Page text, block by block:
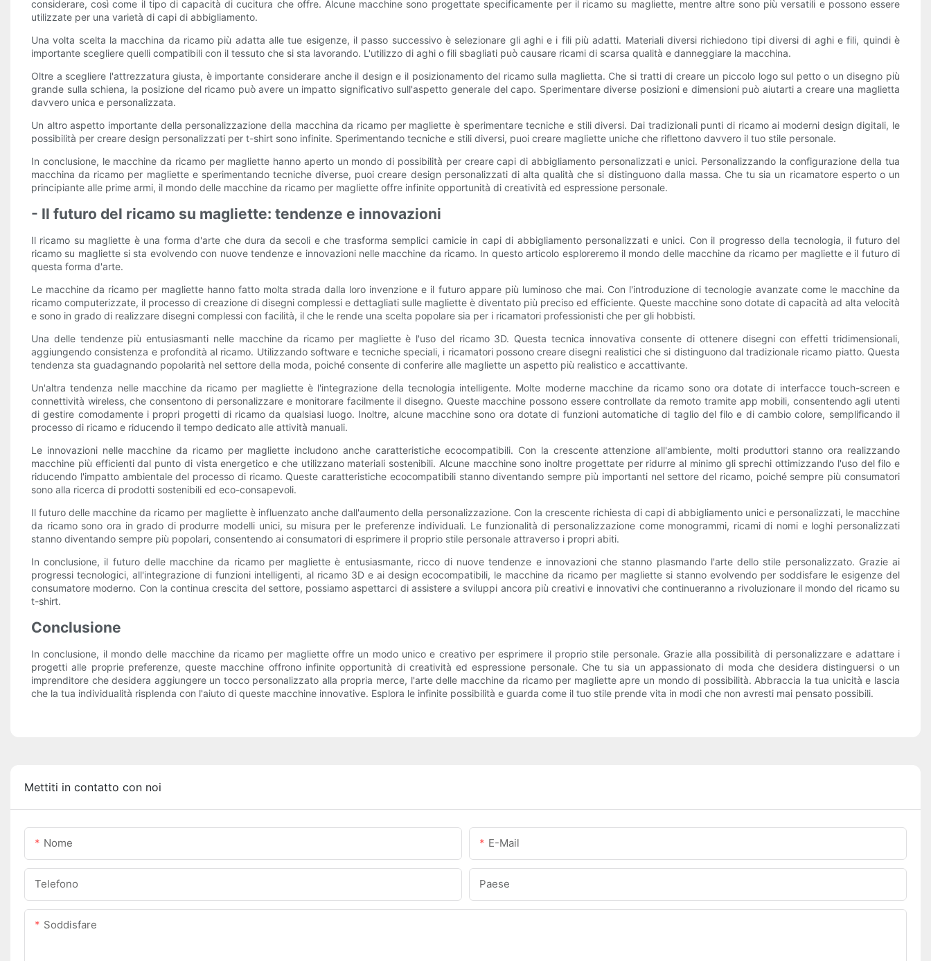
considerare, così come il tipo di capacità di cucitura che offre. Alcune macchine sono progettate specificamente per il ricamo su magliette, mentre altre sono più versatili e possono essere
utilizzate per una varietà di capi di abbigliamento.
Una volta scelta la macchina da ricamo più adatta alle tue esigenze, il passo successivo è selezionare gli aghi e i fili più adatti. Materiali diversi richiedono tipi diversi di aghi e fili, quindi è
importante scegliere quelli compatibili con il tessuto che si sta lavorando. L'utilizzo di aghi o fili sbagliati può causare ricami di scarsa qualità e danneggiare la macchina.
Oltre a scegliere l'attrezzatura giusta, è importante considerare anche il design e il posizionamento del ricamo sulla maglietta. Che si tratti di creare un piccolo logo sul petto o un disegno più
grande sulla schiena, la posizione del ricamo può avere un impatto significativo sull'aspetto generale del capo. Sperimentare diverse posizioni e dimensioni può aiutarti a creare una maglietta
davvero unica e personalizzata.
Un altro aspetto importante della personalizzazione della macchina da ricamo per magliette è sperimentare tecniche e stili diversi. Dai tradizionali punti di ricamo ai moderni design digitali, le
possibilità per creare design personalizzati per t-shirt sono infinite. Sperimentando tecniche e stili diversi, puoi creare magliette uniche che riflettono davvero il tuo stile personale.
In conclusione, le macchine da ricamo per magliette hanno aperto un mondo di possibilità per creare capi di abbigliamento personalizzati e unici. Personalizzando la configurazione della tua
macchina da ricamo per magliette e sperimentando tecniche diverse, puoi creare design personalizzati di alta qualità che si distinguono dalla massa. Che tu sia un ricamatore esperto o un
principiante alle prime armi, il mondo delle macchine da ricamo per magliette offre infinite opportunità di creatività ed espressione personale.
- Il futuro del ricamo su magliette: tendenze e innovazioni
Il ricamo su magliette è una forma d'arte che dura da secoli e che trasforma semplici camicie in capi di abbigliamento personalizzati e unici. Con il progresso della tecnologia, il futuro del
ricamo su magliette si sta evolvendo con nuove tendenze e innovazioni nelle macchine da ricamo. In questo articolo esploreremo il mondo delle macchine da ricamo per magliette e il futuro di
questa forma d'arte.
Le macchine da ricamo per magliette hanno fatto molta strada dalla loro invenzione e il futuro appare più luminoso che mai. Con l'introduzione di tecnologie avanzate come le macchine da
ricamo computerizzate, il processo di creazione di disegni complessi e dettagliati sulle magliette è diventato più preciso ed efficiente. Queste macchine sono dotate di capacità ad alta velocità
e sono in grado di realizzare disegni complessi con facilità, il che le rende una scelta popolare sia per i ricamatori professionisti che per gli hobbisti.
Una delle tendenze più entusiasmanti nelle macchine da ricamo per magliette è l'uso del ricamo 3D. Questa tecnica innovativa consente di ottenere disegni con effetti tridimensionali,
aggiungendo consistenza e profondità al ricamo. Utilizzando software e tecniche speciali, i ricamatori possono creare disegni realistici che si distinguono dal tradizionale ricamo piatto. Questa
tendenza sta guadagnando popolarità nel settore della moda, poiché consente di conferire alle magliette un aspetto più realistico e accattivante.
Un'altra tendenza nelle macchine da ricamo per magliette è l'integrazione della tecnologia intelligente. Molte moderne macchine da ricamo sono ora dotate di interfacce touch-screen e
connettività wireless, che consentono di personalizzare e monitorare facilmente il disegno. Queste macchine possono essere controllate da remoto tramite app mobili, consentendo agli utenti
di gestire comodamente i propri progetti di ricamo da qualsiasi luogo. Inoltre, alcune macchine sono ora dotate di funzioni automatiche di taglio del filo e di cambio colore, semplificando il
processo di ricamo e riducendo il tempo dedicato alle attività manuali.
Le innovazioni nelle macchine da ricamo per magliette includono anche caratteristiche ecocompatibili. Con la crescente attenzione all'ambiente, molti produttori stanno ora realizzando
macchine più efficienti dal punto di vista energetico e che utilizzano materiali sostenibili. Alcune macchine sono inoltre progettate per ridurre al minimo gli sprechi ottimizzando l'uso del filo e
riducendo l'impatto ambientale del processo di ricamo. Queste caratteristiche ecocompatibili stanno diventando sempre più importanti nel settore del ricamo, poiché sempre più consumatori
sono alla ricerca di prodotti sostenibili ed eco-consapevoli.
Il futuro delle macchine da ricamo per magliette è influenzato anche dall'aumento della personalizzazione. Con la crescente richiesta di capi di abbigliamento unici e personalizzati, le macchine
da ricamo sono ora in grado di produrre modelli unici, su misura per le preferenze individuali. Le funzionalità di personalizzazione come monogrammi, ricami di nomi e loghi personalizzati
stanno diventando sempre più popolari, consentendo ai consumatori di esprimere il proprio stile personale attraverso i propri abiti.
In conclusione, il futuro delle macchine da ricamo per magliette è entusiasmante, ricco di nuove tendenze e innovazioni che stanno plasmando l'arte dello stile personalizzato. Grazie ai
progressi tecnologici, all'integrazione di funzioni intelligenti, al ricamo 3D e ai design ecocompatibili, le macchine da ricamo per magliette si stanno evolvendo per soddisfare le esigenze del
consumatore moderno. Con la continua crescita del settore, possiamo aspettarci di assistere a sviluppi ancora più creativi e innovativi che continueranno a rivoluzionare il mondo del ricamo su
t-shirt.
Conclusione
In conclusione, il mondo delle macchine da ricamo per magliette offre un modo unico e creativo per esprimere il proprio stile personale. Grazie alla possibilità di personalizzare e adattare i
progetti alle proprie preferenze, queste macchine offrono infinite opportunità di creatività ed espressione personale. Che tu sia un appassionato di moda che desidera distinguersi o un
imprenditore che desidera aggiungere un tocco personalizzato alla propria merce, l'arte delle macchine da ricamo per magliette apre un mondo di possibilità. Abbraccia la tua unicità e lascia
che la tua individualità risplenda con l'aiuto di queste macchine innovative. Esplora le infinite possibilità e guarda come il tuo stile prende vita in modi che non avresti mai pensato possibili.
Mettiti in contatto con noi
Nome E-Mail
Telefono Paese
Soddisfare